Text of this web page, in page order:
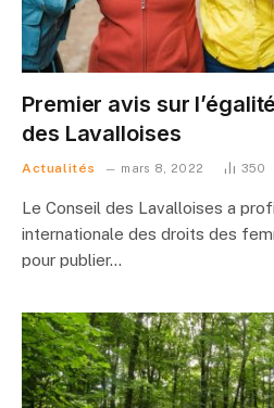
Premier avis sur
des Lavalloises
Actualités mars 8, 2022 350
Le Conseil des Lavalloises a
internationale des droits des
pour publier…